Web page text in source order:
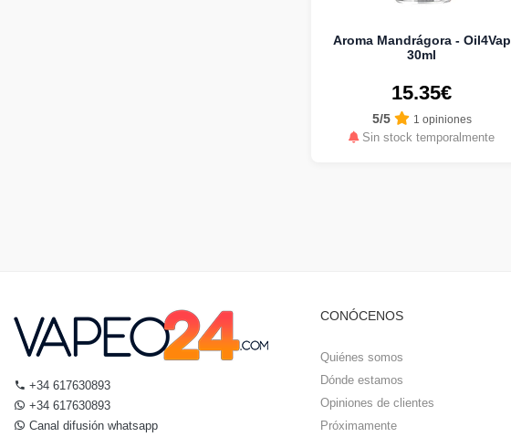
Aroma Mandrágora - Oil4Vap
30ml
15.35€
5/5 1 opiniones
Sin stock temporalmente
+34 617630893
+34 617630893
Canal difusión whatsapp
CONÓCENOS
Quiénes somos
Dónde estamos
Opiniones de clientes
Próximamente